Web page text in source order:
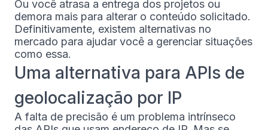
Ou você atrasa a entrega dos projetos ou
demora mais para alterar o conteúdo solicitado.
Definitivamente, existem alternativas no
mercado para ajudar você a gerenciar situações
como essa.
Uma alternativa para APIs de
geolocalização por IP
A falta de precisão é um problema intrínseco